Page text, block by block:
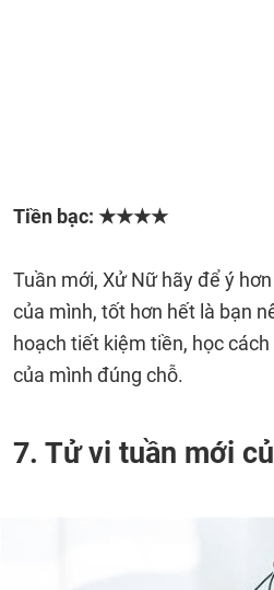
Tiền bạc: ★★★★
Tuần mới, Xử Nữ hãy để ý
của mình, tốt hơn hết là bạn
hoạch tiết kiệm tiền, học
của mình đúng chỗ.
7. Tử vi tuần mới